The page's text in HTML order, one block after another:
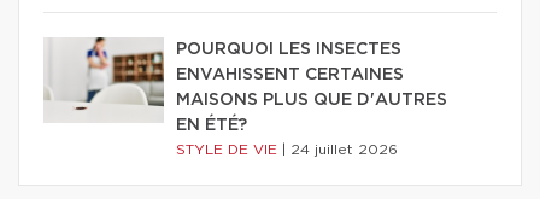
POURQUOI LES INSECTES
ENVAHISSENT CERTAINES
MAISONS PLUS QUE D'AUTRES
EN ÉTÉ?
STYLE DE VIE 24 juillet 2026